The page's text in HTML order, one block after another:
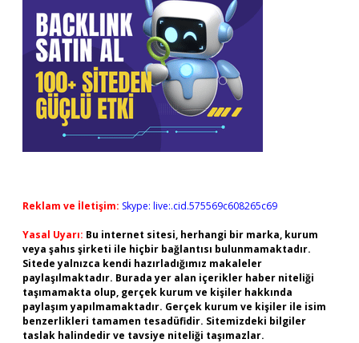
Reklam ve İletişim: Skype: live:.cid.575569c608265c69
Yasal Uyarı: Bu internet sitesi, herhangi bir marka, kurum
veya şahıs şirketi ile hiçbir bağlantısı bulunmamaktadır.
Sitede yalnızca kendi hazırladığımız makaleler
paylaşılmaktadır. Burada yer alan içerikler haber niteliği
taşımamakta olup, gerçek kurum ve kişiler hakkında
paylaşım yapılmamaktadır. Gerçek kurum ve kişiler ile isim
benzerlikleri tamamen tesadüfidir. Sitemizdeki bilgiler
taslak halindedir ve tavsiye niteliği taşımazlar.